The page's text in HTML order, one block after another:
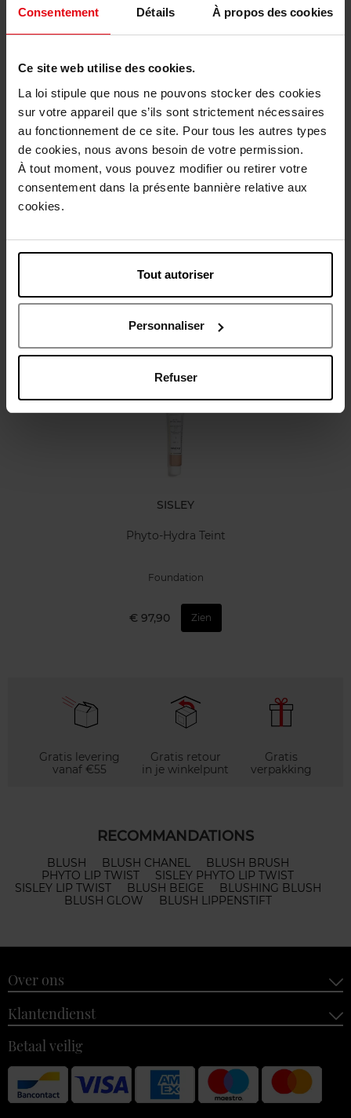
Consentement Détails À propos des cookies
Ce site web utilise des cookies.
La loi stipule que nous ne pouvons stocker des cookies
sur votre appareil que s’ils sont strictement nécessaires
au fonctionnement de ce site. Pour tous les autres types
de cookies, nous avons besoin de votre permission.
À tout moment, vous pouvez modifier ou retirer votre
consentement dans la présente bannière relative aux
cookies.
Tout autoriser
Personnaliser
Refuser
Beschrijving
Gebruiksadvies
Karakteristieken
Review Beleid inzake klantbeoordelingen
Nog iets vergeten ?
SISLEY
Phyto-Hydra Teint
Foundation
€ 97,90 Zien
Gratis levering
vanaf €55
Gratis retour
in je winkelpunt
Gratis
verpakking
RECOMMANDATIONS
BLUSH BLUSH CHANEL
BLUSH BRUSH
PHYTO LIP TWIST
SISLEY PHYTO LIP TWIST
SISLEY LIP TWIST
BLUSH BEIGE
BLUSHING BLUSH
BLUSH GLOW
BLUSH LIPPENSTIFT
Over ons
Klantendienst
Betaal veilig